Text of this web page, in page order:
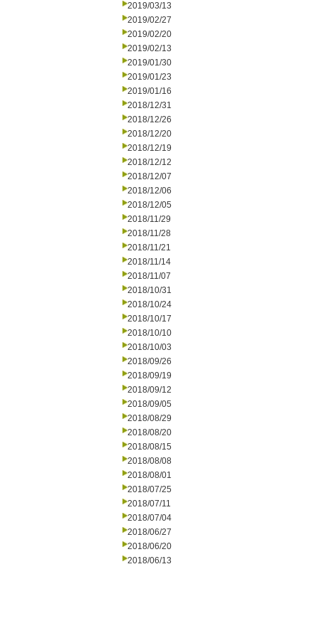
2019/03/13
2019/02/27
2019/02/20
2019/02/13
2019/01/30
2019/01/23
2019/01/16
2018/12/31
2018/12/26
2018/12/20
2018/12/19
2018/12/12
2018/12/07
2018/12/06
2018/12/05
2018/11/29
2018/11/28
2018/11/21
2018/11/14
2018/11/07
2018/10/31
2018/10/24
2018/10/17
2018/10/10
2018/10/03
2018/09/26
2018/09/19
2018/09/12
2018/09/05
2018/08/29
2018/08/20
2018/08/15
2018/08/08
2018/08/01
2018/07/25
2018/07/11
2018/07/04
2018/06/27
2018/06/20
2018/06/13